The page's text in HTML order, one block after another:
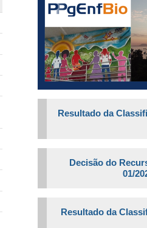
Resultado da
Decisão do
01/
Resultado da